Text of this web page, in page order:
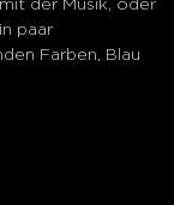
der Musik, oder
paar
Farben, Blau